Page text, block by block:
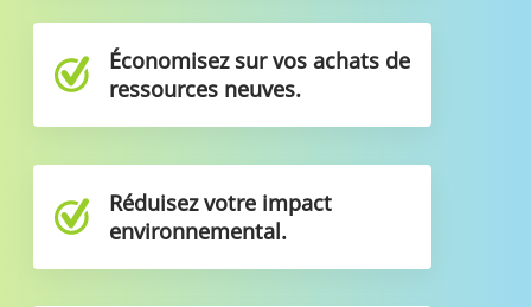
Économisez sur vos achats de
ressources neuves.
Réduisez votre impact
environnemental.